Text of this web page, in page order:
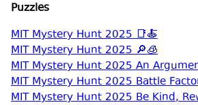
Puzzles
MIT Mystery Hunt 2025 📑🍝
MIT Mystery Hunt 2025 🔎🧊
MIT Mystery Hunt 2025 An
MIT Mystery Hunt 2025 Battle
MIT Mystery Hunt 2025 Be Kind,